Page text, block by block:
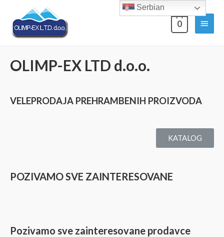
0
OLIMP-EX LTD d.o.o.
VELEPRODAJA PREHRAMBENIH PROIZVODA
KATALOG
POZIVAMO SVE ZAINTERESOVANE
Pozivamo sve zainteresovane prodavce
Serbian